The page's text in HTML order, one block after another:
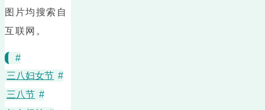
图片均搜索自
互联网。
#
三八妇女节 #
三八节 #